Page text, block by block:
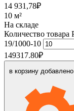
14 931,78₽
10 м²
На складе
Количество
19/1000-10
149317.80₽
в корзину добавлено